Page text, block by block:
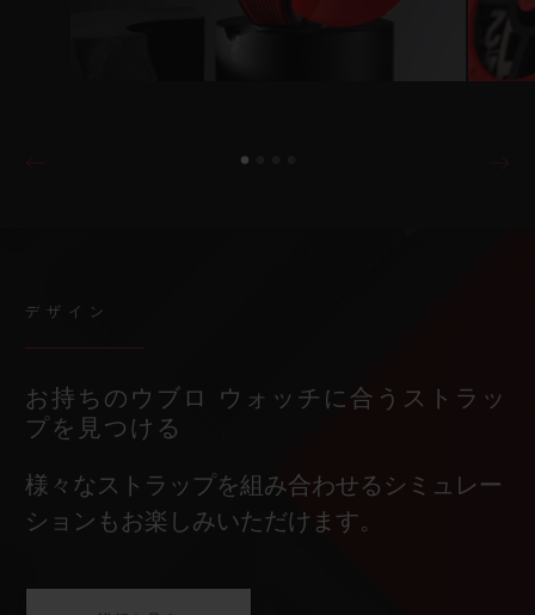
デザイン
お持ちのウブロ ウォッチに合うストラッ
プを見つける
様々なストラップを組み合わせるシミュレー
ションもお楽しみいただけます。